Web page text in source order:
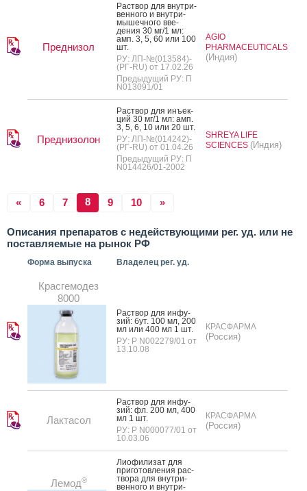
Преднизол
Рас­твор для внут­ри­
вен­но­го и внут­ри­
мышеч­но­го вве­
дения 30 мг/1 мл:
амп. 3, 5, 60 или 100
шт.
РУ: ЛП-№(013584)-
(РГ-RU) от 17.02.26
Предыдущий РУ: П
N013091/01
AGIO
PHARMACEUTICALS
(Индия)
Преднизолон
Рас­твор для инъ­ек­
ций 30 мг/1 мл: амп.
3, 5, 6, 10 или 20 шт.
РУ: ЛП-№(014242)-
(РГ-RU) от 01.04.26
Предыдущий РУ: П
N014426/01-2002
SHREYA LIFE
SCIENCES (Индия)
« 6 7 8 9 10 »
Описания препаратов с недействующими рег. уд. или не
поставляемые на рынок РФ
Форма выпуска Владелец рег. уд.
Красгемодез
8000
Рас­твор для ин­фу­
зий: бут. 100 мл, 200
мл или 400 мл 1 шт.
РУ: Р N002279/01 от
13.10.08
КРАСФАРМА
(Россия)
Лактасол
Рас­твор для ин­фу­
зий: фл. 200 мл, 400
мл 1 шт.
РУ: Р N000077/01 от
10.03.06
КРАСФАРМА
(Россия)
Лемод®
Ли­офи­лизат для
при­готов­ле­ния рас­
тво­ра для внут­ри­
вен­но­го и внут­ри­